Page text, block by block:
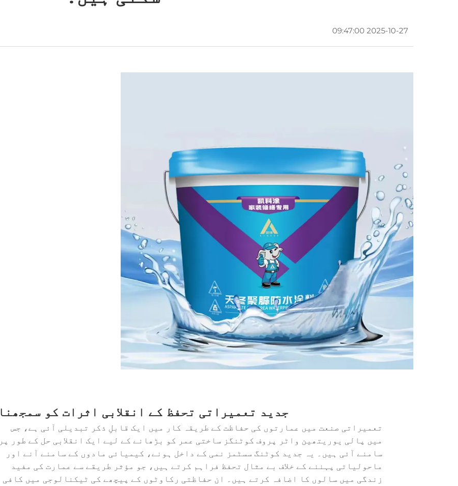
2025-10-27 09:47:00
جدید تعمیراتی تحفظ کے انقلابی اثرات کو سمجھنا
تعمیراتی صنعت میں عمارتوں کی حفاظت کے طریقہ کار میں ایک قابلِ ذکر تبدیلی آئی ہے، جس
میں پالی یوریتھین واٹر پروف کوٹنگز ساختی عمر کو بڑھانے کے لیے ایک انقلابی حل کے طور پر
سامنے آئی ہیں۔ یہ جدید کوٹنگ سسٹمز نمی کے داخل ہونے، کیمیائی مادوں کے سامنے آنے اور
ماحولیاتی پہننے کے خلاف بے مثال تحفظ فراہم کرتے ہیں، جو مؤثر طریقے سے عمارت کی مفید
زندگی میں سالوں کا اضافہ کرتے ہیں۔ ان حفاظتی رکاوٹوں کے پیچھے کی ٹیکنالوجی میں کافی